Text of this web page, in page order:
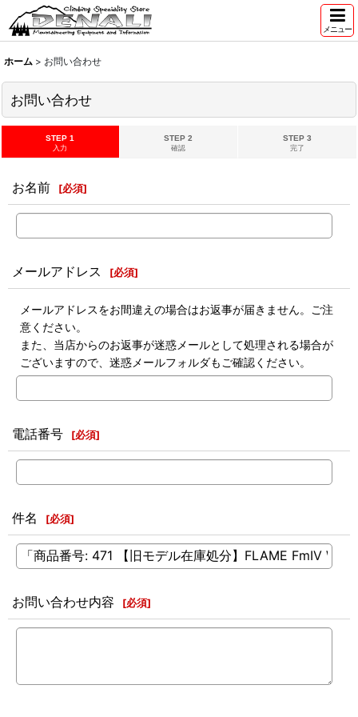
メニュー
ホーム > お問い合わせ
お問い合わせ
STEP 1
入力
STEP 2
確認
STEP 3
完了
お名前 [必須]
メールアドレス [必須]
メールアドレスをお間違えの場合はお返事が届きません。ご注
意ください。
また、当店からのお返事が迷惑メールとして処理される場合が
ございますので、迷惑メールフォルダもご確認ください。
電話番号 [必須]
件名 [必須]
お問い合わせ内容 [必須]